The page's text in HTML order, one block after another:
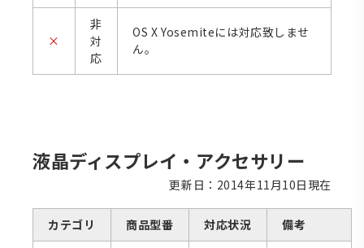
×
非
対
応
OS X Yosemiteには対応致しませ
ん。
液晶ディスプレイ・アクセサリー
更新日：2014年11月10日現在
カテゴリ 商品型番 対応状況 備考